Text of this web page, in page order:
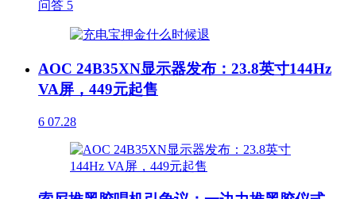
问答 5
AOC 24B35XN显示器发布：23.8英寸144Hz
VA屏，449元起售
6 07.28